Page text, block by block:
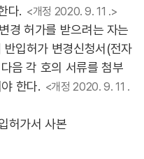
다. <개정 2020. 9. 11 .>
경 허가를 받으려는 자는
반입허가 변경신청서(전자
음 각 호의 서류를 첨부
한다. <개정 2020. 9. 11 .
허가서 사본